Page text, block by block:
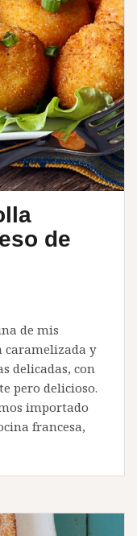
de
de mis
caramelizada y
delicadas, con
pero delicioso.
importado
francesa,